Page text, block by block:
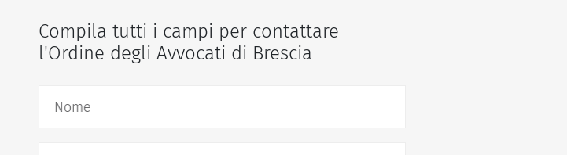
Compila tutti i campi per contattare
l'Ordine degli Avvocati di Brescia
Nome